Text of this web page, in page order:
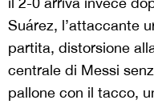
Suárez, l’attaccante
partita, distorsione
centrale di Messi
pallone con il tacco,